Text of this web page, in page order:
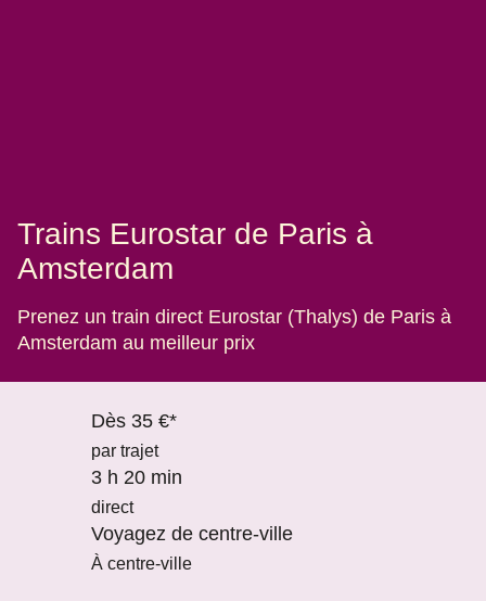
Trains Eurostar de Paris à
Amsterdam
Prenez un train direct Eurostar (Thalys) de Paris à
Amsterdam au meilleur prix
Dès 35 €*
par trajet
3 h 20 min
direct
Voyagez de centre-ville
À centre-ville